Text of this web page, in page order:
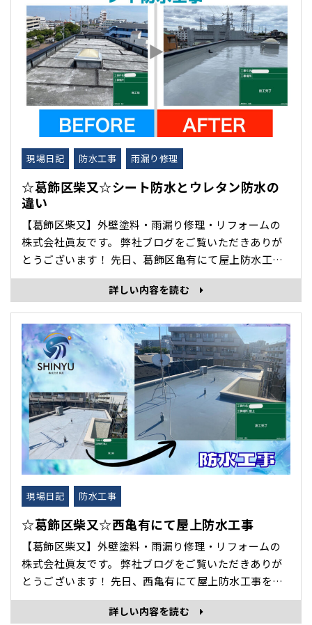
現場日記 防水工事 雨漏り修理
☆葛飾区柴又☆シート防水とウレタン防水の
違い
【葛飾区柴又】外壁塗料・雨漏り修理・リフォームの
株式会社眞友です。 弊社ブログをご覧いただきありが
とうございます！ 先日、葛飾区亀有にて屋上防水工事
をいたしましたので紹介します。 建物は上から劣化す
る。と言われるほど、屋上の防水性能は建物全体の寿
命に直結します！防水層が劣化すると、雨漏り → 構造
体の腐食 → 建物全体の耐久性低下 に繋がります。 その
ため屋根同様に･･･
詳しい内容を読む
現場日記 防水工事
☆葛飾区柴又☆西亀有にて屋上防水工事
【葛飾区柴又】外壁塗料・雨漏り修理・リフォームの
株式会社眞友です。 弊社ブログをご覧いただきありが
とうございます！ 先日、西亀有にて屋上防水工事をい
たしましたので紹介します。 ～防水工事のタイミン
グ～ 防水層の膨れやひび割れ 表面の塗膜が剥がれてき
詳しい内容を読む